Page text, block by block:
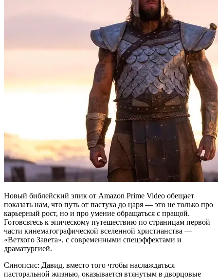
Новый библейский эпик от Amazon Prime Video обещает
показать нам, что путь от пастуха до царя — это не только про
карьерный рост, но и про умение обращаться с пращой.
Готовсьтесь к эпическому путешествию по страницам первой
части кинематографической вселенной христианства —
«Ветхого Завета», с современными спецэффектами и
драматургией.
Синопсис: Давид, вместо того чтобы наслаждаться
пасторальной жизнью, оказывается втянутым в дворцовые